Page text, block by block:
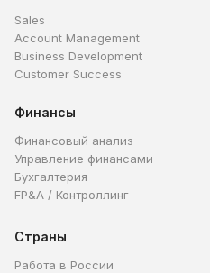
Sales
Account Management
Business Development
Customer Success
Финансы
Финансовый анализ
Управление финансами
Бухгалтерия
FP&A / Контроллинг
Страны
Работа в России